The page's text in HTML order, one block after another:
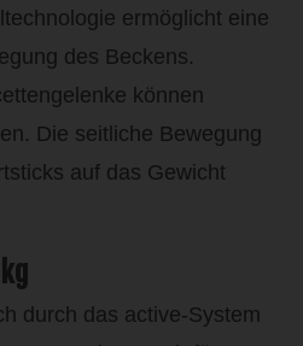
ermöglicht eine
des Beckens.
können
Die seitliche Bewegung
auf das Gewicht
durch das active-System